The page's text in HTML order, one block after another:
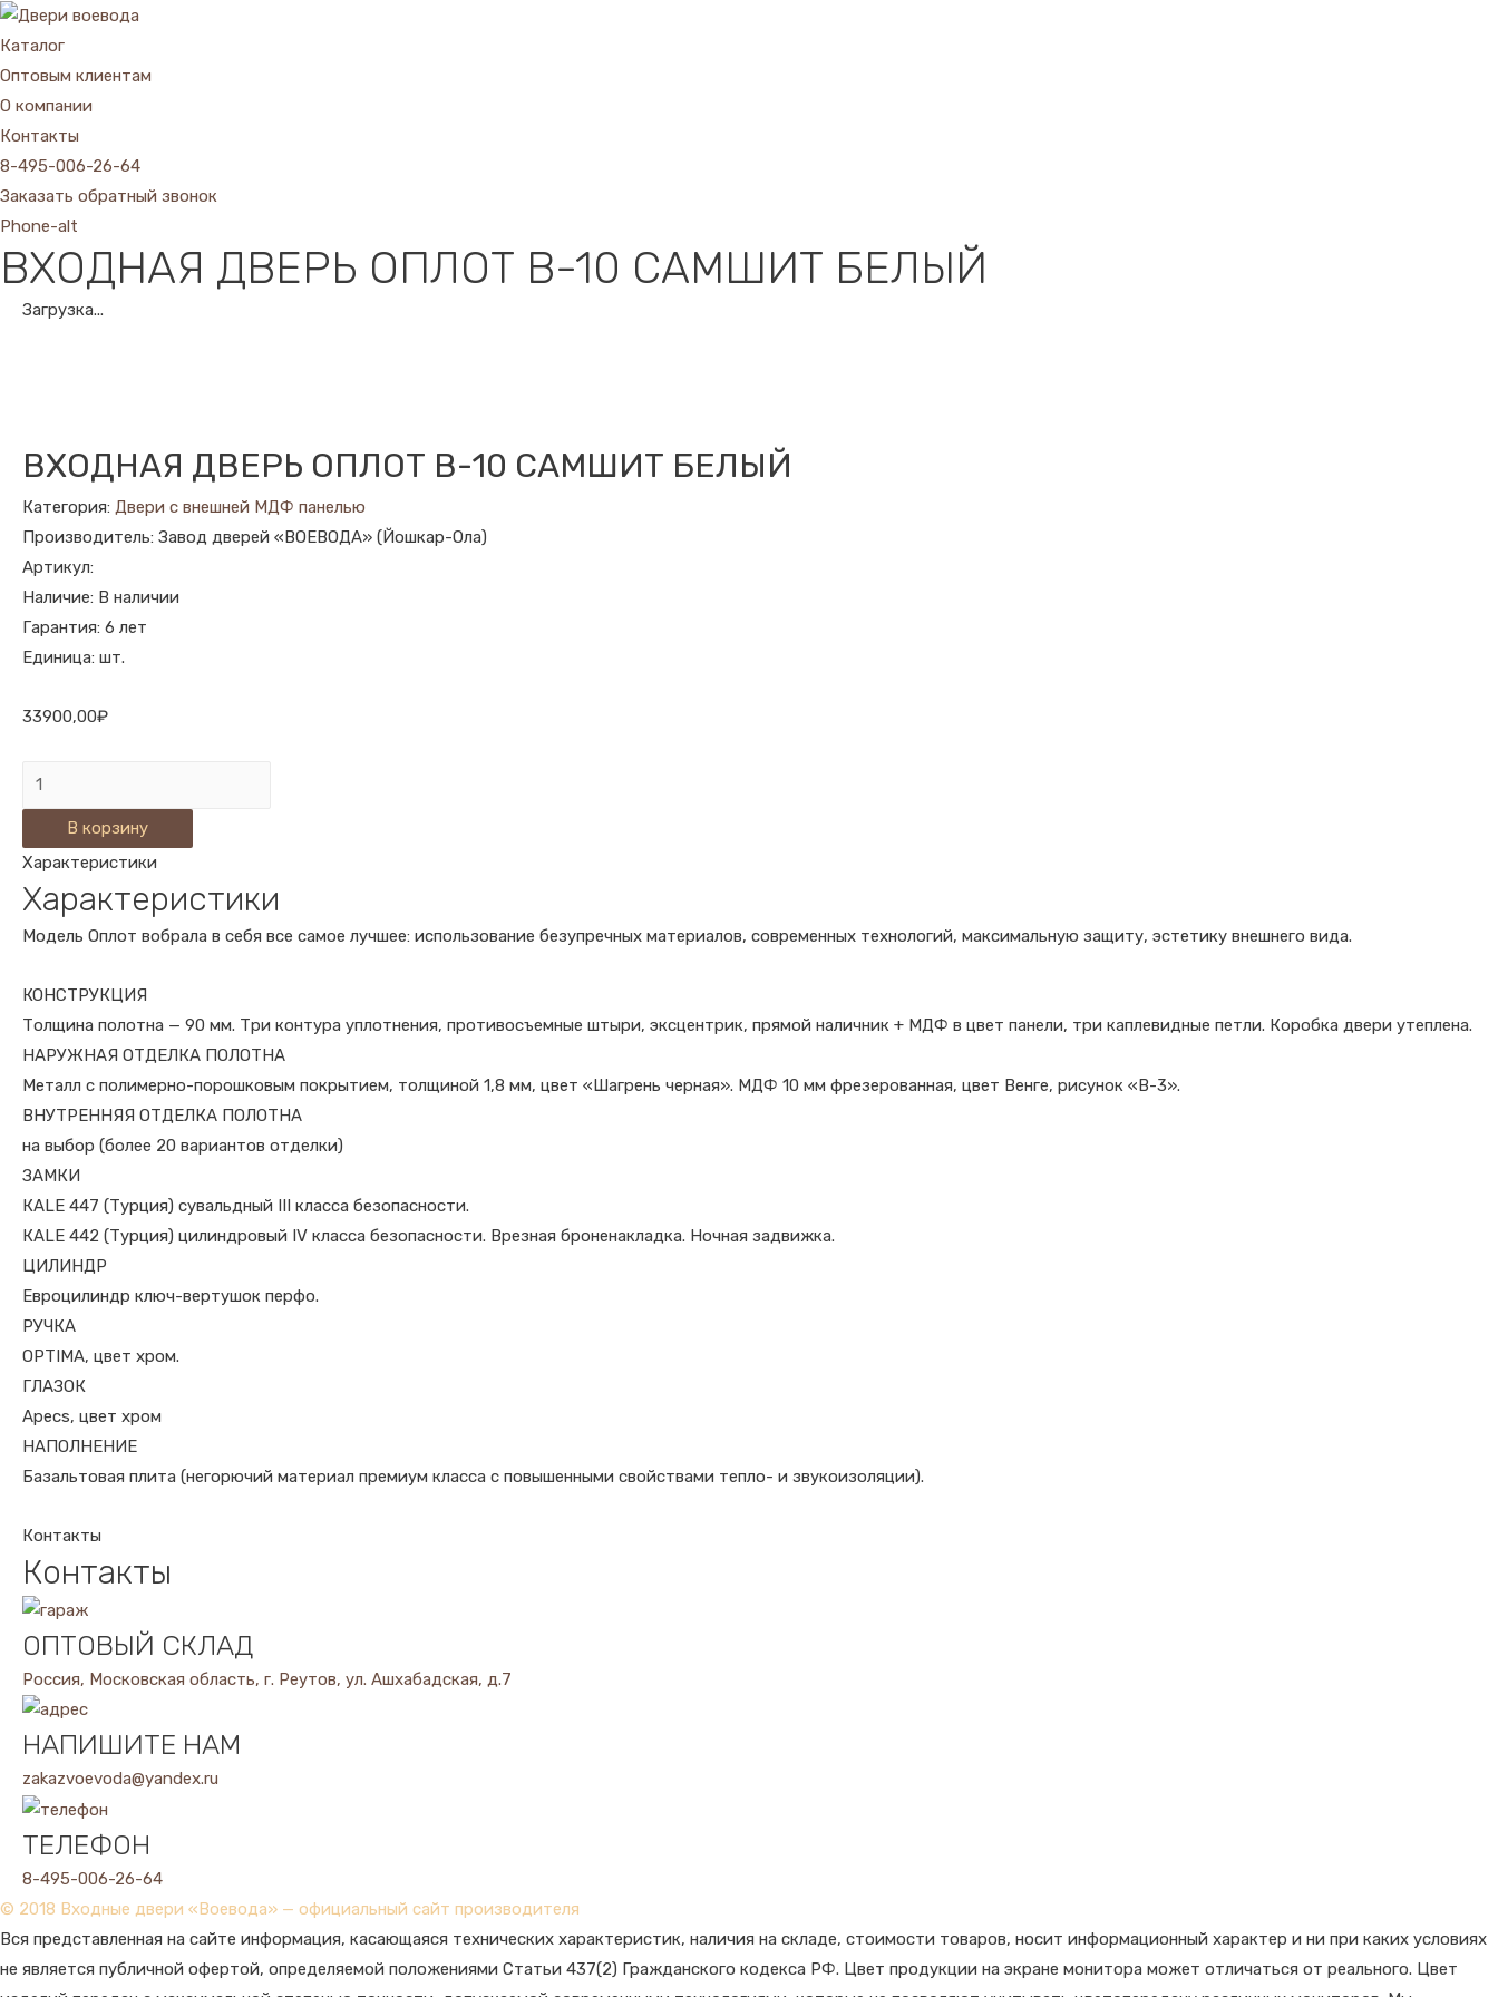
Каталог
Оптовым клиентам
О компании
Контакты
8-495-006-26-64
Заказать обратный звонок
Phone-alt
ВХОДНАЯ ДВЕРЬ ОПЛОТ В-10 САМШИТ БЕЛЫЙ
Загрузка...
ВХОДНАЯ ДВЕРЬ ОПЛОТ В-10 САМШИТ БЕЛЫЙ
Категория: Двери с внешней МДФ панелью
Производитель: Завод дверей «ВОЕВОДА» (Йошкар-Ола)
Артикул:
Наличие: В наличии
Гарантия: 6 лет
Единица: шт.
33900,00₽
Количество
ВХОДНАЯ
ДВЕРЬ
ОПЛОТ
В-10
САМШИТ
В корзину
Характеристики
Характеристики
Модель Оплот вобрала в себя все самое лучшее: использование безупречных материалов, современных технологий, максимальную защиту, эстетику внешнего вида.
КОНСТРУКЦИЯ
Толщина полотна — 90 мм. Три контура уплотнения, противосъемные штыри, эксцентрик, прямой наличник + МДФ в цвет панели, три каплевидные петли. Коробка двери утеплена.
НАРУЖНАЯ ОТДЕЛКА ПОЛОТНА
Металл с полимерно-порошковым покрытием, толщиной 1,8 мм, цвет «Шагрень черная». МДФ 10 мм фрезерованная, цвет Венге, рисунок «В-3».
ВНУТРЕННЯЯ ОТДЕЛКА ПОЛОТНА
на выбор (более 20 вариантов отделки)
ЗАМКИ
КALE 447 (Турция) сувальдный III класса безопасности.
КALE 442 (Турция) цилиндровый IV класса безопасности. Врезная броненакладка. Ночная задвижка.
ЦИЛИНДР
Евроцилиндр ключ-вертушок перфо.
РУЧКА
OPTIMA, цвет хром.
ГЛАЗОК
Apecs, цвет хром
НАПОЛНЕНИЕ
Базальтовая плита (негорючий материал премиум класса с повышенными свойствами тепло- и звукоизоляции).
Контакты
Контакты
ОПТОВЫЙ СКЛАД
Россия, Московская область, г. Реутов, ул. Ашхабадская, д.7
НАПИШИТЕ НАМ
zakazvoevoda@yandex.ru
ТЕЛЕФОН
8-495-006-26-64
© 2018 Входные двери «Воевода» — официальный сайт производителя
Вся представленная на сайте информация, касающаяся технических характеристик, наличия на складе, стоимости товаров, носит информационный характер и ни при каких условиях
не является публичной офертой, определяемой положениями Статьи 437(2) Гражданского кодекса РФ. Цвет продукции на экране монитора может отличаться от реального. Цвет